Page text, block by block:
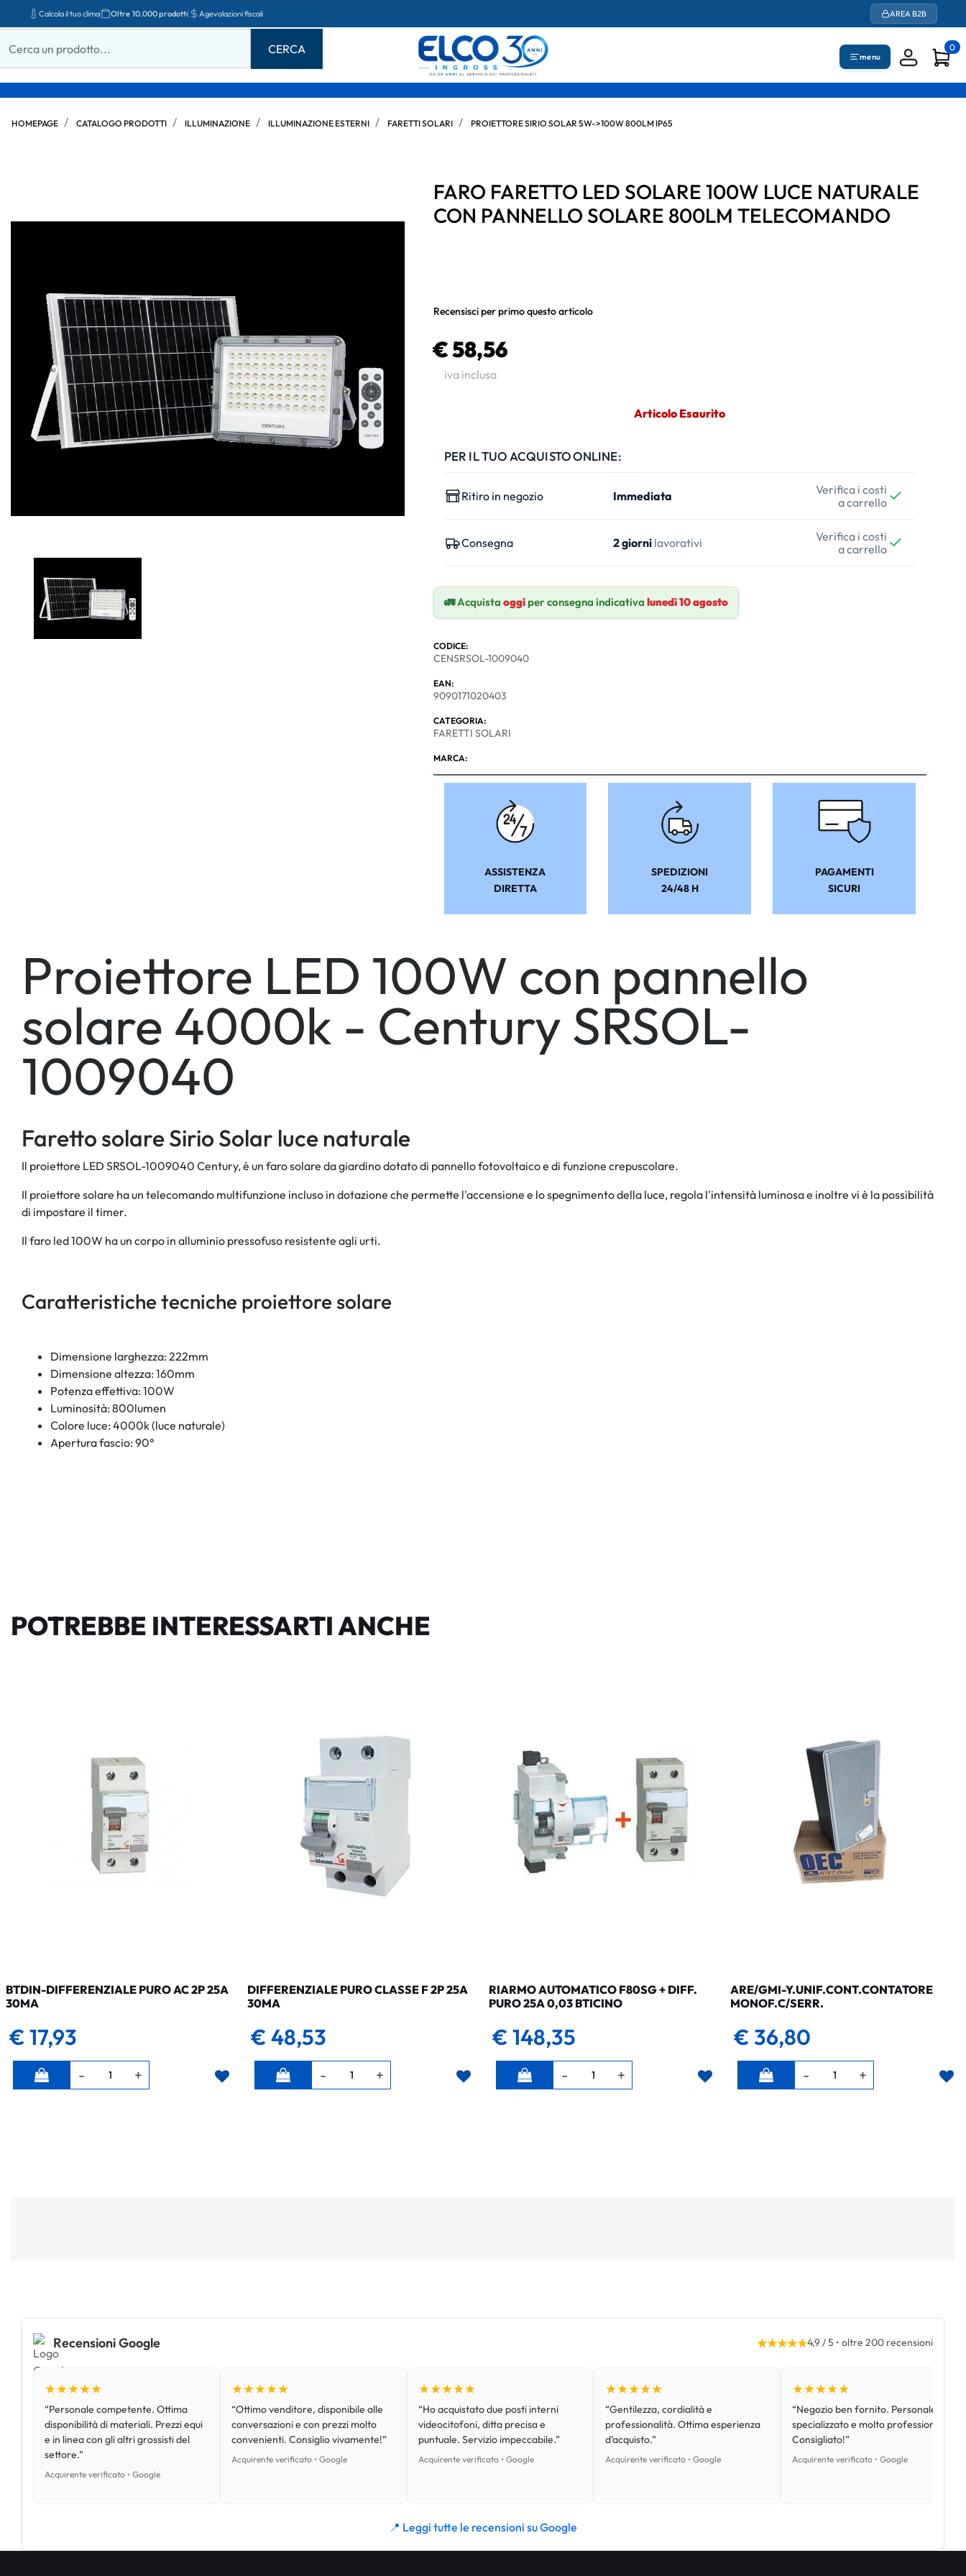
Calcola il tuo clima Oltre 10.000 prodotti Agevolazioni fiscali AREA B2B
menu
0
HOMEPAGE CATALOGO PRODOTTI ILLUMINAZIONE ILLUMINAZIONE ESTERNI FARETTI SOLARI PROIETTORE SIRIO SOLAR 5W->100W 800LM IP65
FARO FARETTO LED SOLARE 100W LUCE NATURALE
CON PANNELLO SOLARE 800LM TELECOMANDO
Recensisci per primo questo articolo
€ 58,56
iva inclusa
Articolo Esaurito
PER IL TUO ACQUISTO ONLINE:
Ritiro in negozio Immediata
Verifica i costi
a carrello
Consegna 2 giornilavorativi
Verifica i costi
a carrello
🚛 Acquista oggiper consegna indicativa lunedì 10 agosto
CODICE:
CENSRSOL-1009040
EAN:
9090171020403
CATEGORIA:
FARETTI SOLARI
MARCA:
ASSISTENZA
DIRETTA
SPEDIZIONI
24/48 H
PAGAMENTI
SICURI
Proiettore LED 100W con pannello
solare 4000k - Century SRSOL-
1009040
Faretto solare Sirio Solar luce naturale
Il proiettore LED SRSOL-1009040 Century, è un faro solare da giardino dotato di pannello fotovoltaico e di funzione crepuscolare.
Il proiettore solare ha un telecomando multifunzione incluso in dotazione che permette l'accensione e lo spegnimento della luce, regola l'intensità luminosa e inoltre vi è la possibilità
di impostare il timer.
Il faro led 100W ha un corpo in alluminio pressofuso resistente agli urti.
Caratteristiche tecniche proiettore solare
Dimensione larghezza: 222mm
Dimensione altezza: 160mm
Potenza effettiva: 100W
Luminosità: 800lumen
Colore luce: 4000k (luce naturale)
Apertura fascio: 90°
POTREBBE INTERESSARTI ANCHE
BTDIN-DIFFERENZIALE PURO AC 2P 25A
30MA
€ 17,93
Quantità
DIFFERENZIALE PURO CLASSE F 2P 25A
30MA
€ 48,53
Quantità
RIARMO AUTOMATICO F80SG + DIFF.
PURO 25A 0,03 BTICINO
€ 148,35
Quantità
ARE/GMI-Y.UNIF.CONT.CONTATORE
MONOF.C/SERR.
€ 36,80
Quantità
Recensioni Google ★★★★★4,9 / 5 • oltre 200 recensioni
★★★★★
“Personale competente. Ottima
disponibilità di materiali. Prezzi equi
e in linea con gli altri grossisti del
settore.”
Acquirente verificato • Google
★★★★★
“Ottimo venditore, disponibile alle
conversazioni e con prezzi molto
convenienti. Consiglio vivamente!”
Acquirente verificato • Google
★★★★★
“Ho acquistato due posti interni
videocitofoni, ditta precisa e
puntuale. Servizio impeccabile.”
Acquirente verificato • Google
★★★★★
“Gentilezza, cordialità e
professionalità. Ottima esperienza
d’acquisto.”
Acquirente verificato • Google
★★★★★
“Negozio ben fornito. Personale
specializzato e molto professionale.
Consigliato!”
Acquirente verificato • Google
📍 Leggi tutte le recensioni su Google